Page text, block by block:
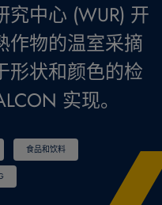
中心 (WUR) 开
作物的温室采摘
形状和颜色的检
实现。
食品和饮料